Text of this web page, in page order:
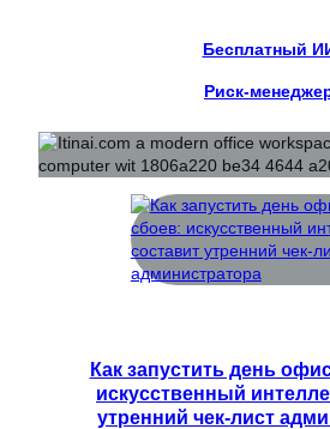
Бесплатный
Риск-
Как запустить день
искусственный
утренний чек-лист